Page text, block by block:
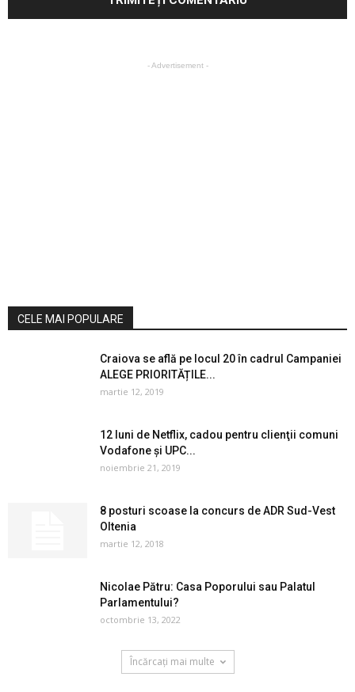
- Advertisement -
CELE MAI POPULARE
Craiova se află pe locul 20 în cadrul Campaniei
ALEGE PRIORITĂȚILE...
martie 12, 2019
12 luni de Netflix, cadou pentru clienţii comuni
Vodafone și UPC...
noiembrie 21, 2019
8 posturi scoase la concurs de ADR Sud-Vest
Oltenia
martie 12, 2018
Nicolae Pătru: Casa Poporului sau Palatul
Parlamentului?
octombrie 13, 2022
Încărcați mai multe